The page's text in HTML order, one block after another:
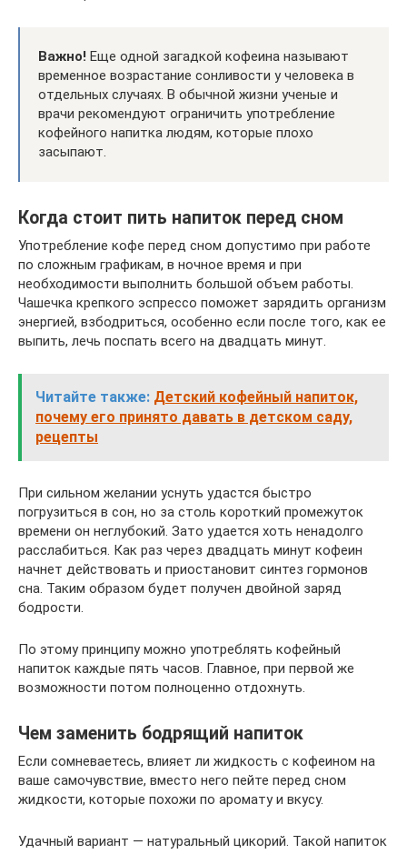
Важно! Еще одной загадкой кофеина называют
временное возрастание сонливости у человека в
отдельных случаях. В обычной жизни ученые и
врачи рекомендуют ограничить употребление
кофейного напитка людям, которые плохо
засыпают.
Когда стоит пить напиток перед сном
Употребление кофе перед сном допустимо при работе
по сложным графикам, в ночное время и при
необходимости выполнить большой объем работы.
Чашечка крепкого эспрессо поможет зарядить организм
энергией, взбодриться, особенно если после того, как ее
выпить, лечь поспать всего на двадцать минут.
Читайте также: Детский кофейный напиток,
почему его принято давать в детском саду,
рецепты
При сильном желании уснуть удастся быстро
погрузиться в сон, но за столь короткий промежуток
времени он неглубокий. Зато удается хоть ненадолго
расслабиться. Как раз через двадцать минут кофеин
начнет действовать и приостановит синтез гормонов
сна. Таким образом будет получен двойной заряд
бодрости.
По этому принципу можно употреблять кофейный
напиток каждые пять часов. Главное, при первой же
возможности потом полноценно отдохнуть.
Чем заменить бодрящий напиток
Если сомневаетесь, влияет ли жидкость с кофеином на
ваше самочувствие, вместо него пейте перед сном
жидкости, которые похожи по аромату и вкусу.
Удачный вариант — натуральный цикорий. Такой напиток